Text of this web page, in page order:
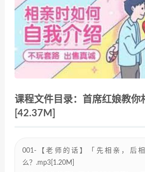
课程文件目录：首席红娘教你
[42.37M]
001-【老师的话】「先相亲，后
么？.mp3[1.20M]